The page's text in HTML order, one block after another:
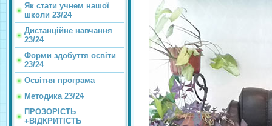
Як стати учнем нашої
школи 23/24
Дистанційне навчання
23/24
Форми здобуття освіти
23/24
Освітня програма
Методика 23/24
ПРОЗОРІСТЬ
+ВІДКРИТІСТЬ